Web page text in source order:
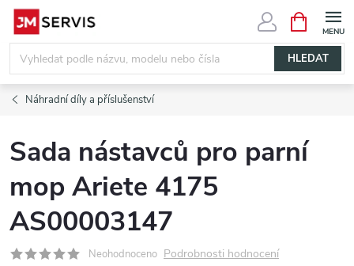
Přejít
obsah
HLEDAT
NÁKUPNÍ
KOŠÍK
Náhradní díly a příslušenství
Sada nástavců pro parní
mop Ariete 4175
AS00003147
Neohodnoceno Podrobnosti hodnocení